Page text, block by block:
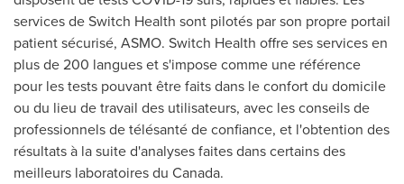
services de Switch Health sont pilotés par son propre portail
patient sécurisé, ASMO. Switch Health offre ses services en
plus de 200 langues et s'impose comme une référence
pour les tests pouvant être faits dans le confort du domicile
ou du lieu de travail des utilisateurs, avec les conseils de
professionnels de télésanté de confiance, et l'obtention des
résultats à la suite d'analyses faites dans certains des
meilleurs laboratoires du Canada.